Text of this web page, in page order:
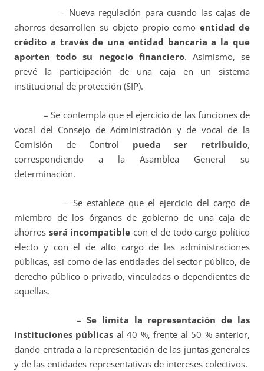
– Nueva regulación para cuando las cajas de
ahorros desarrollen su objeto propio como entidad de
crédito a través de una entidad bancaria a la que
aporten todo su negocio financiero. Asimismo, se
prevé la participación de una caja en un sistema
institucional de protección (SIP).
– Se contempla que el ejercicio de las funciones de
vocal del Consejo de Administración y de vocal de la
Comisión de Control pueda ser retribuido,
correspondiendo a la Asamblea General su
determinación.
– Se establece que el ejercicio del cargo de
miembro de los órganos de gobierno de una caja de
ahorros será incompatible con el de todo cargo político
electo y con el de alto cargo de las administraciones
públicas, así como de las entidades del sector público, de
derecho público o privado, vinculadas o dependientes de
aquellas.
– Se limita la representación de las
instituciones públicas al 40 %, frente al 50 % anterior,
dando entrada a la representación de las juntas generales
y de las entidades representativas de intereses colectivos.